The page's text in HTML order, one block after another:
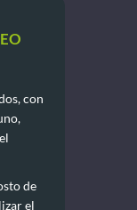
con
de
el